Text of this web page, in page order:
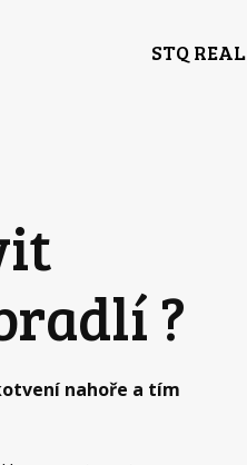
STQ REAL
?
nahoře a tím